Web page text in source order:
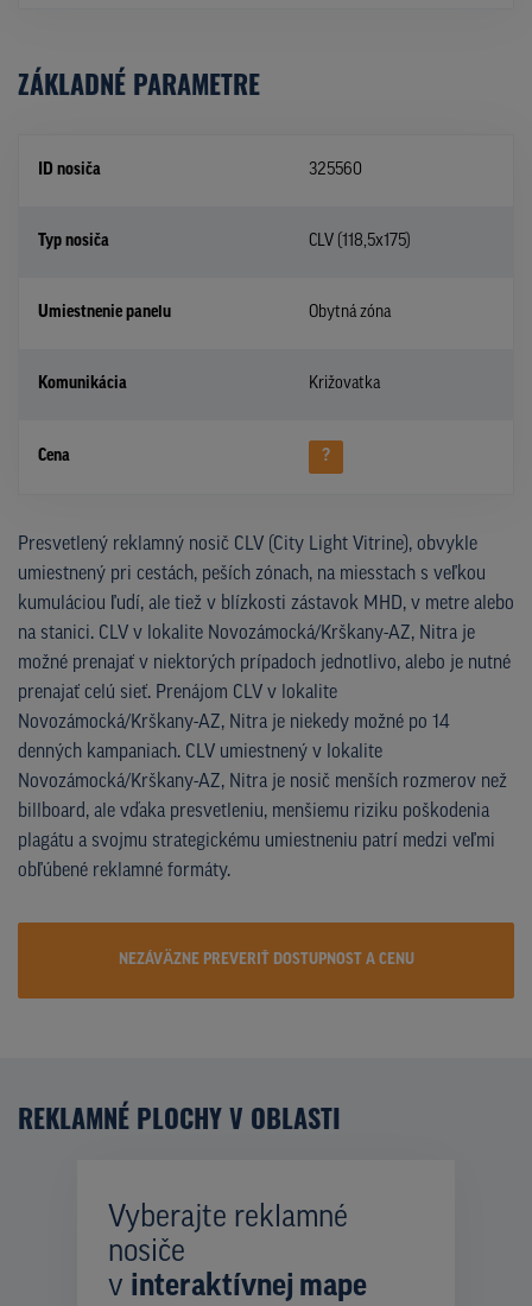
ZÁKLADNÉ PARAMETRE
ID nosiča 325560
Typ nosiča CLV (118,5x175)
Umiestnenie panelu Obytná zóna
Komunikácia Križovatka
Cena ?
Presvetlený reklamný nosič CLV (City Light Vitrine), obvykle
umiestnený pri cestách, peších zónach, na miesstach s veľkou
kumuláciou ľudí, ale tiež v blízkosti zástavok MHD, v metre alebo
na stanici. CLV v lokalite Novozámocká/Krškany-AZ, Nitra je
možné prenajať v niektorých prípadoch jednotlivo, alebo je nutné
prenajať celú sieť. Prenájom CLV v lokalite
Novozámocká/Krškany-AZ, Nitra je niekedy možné po 14
denných kampaniach. CLV umiestnený v lokalite
Novozámocká/Krškany-AZ, Nitra je nosič menších rozmerov než
billboard, ale vďaka presvetleniu, menšiemu riziku poškodenia
plagátu a svojmu strategickému umiestneniu patrí medzi veľmi
obľúbené reklamné formáty.
NEZÁVÄZNE PREVERIŤ DOSTUPNOST A CENU
REKLAMNÉ PLOCHY V OBLASTI
Vyberajte reklamné
nosiče
v interaktívnej mape